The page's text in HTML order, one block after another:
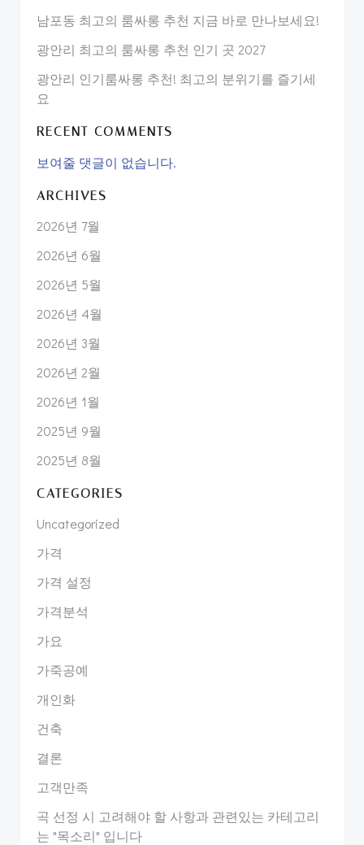
남포동 최고의 룸싸롱 추천 지금 바로 만나보세요!
광안리 최고의 룸싸롱 추천 인기 곳 2027
광안리 인기룸싸롱 추천! 최고의 분위기를 즐기세
요
RECENT COMMENTS
보여줄 댓글이 없습니다.
ARCHIVES
2026년 7월
2026년 6월
2026년 5월
2026년 4월
2026년 3월
2026년 2월
2026년 1월
2025년 9월
2025년 8월
CATEGORIES
Uncategorized
가격
가격 설정
가격분석
가요
가죽공예
개인화
건축
결론
고객만족
곡 선정 시 고려해야 할 사항과 관련있는 카테고리
는 "목소리" 입니다